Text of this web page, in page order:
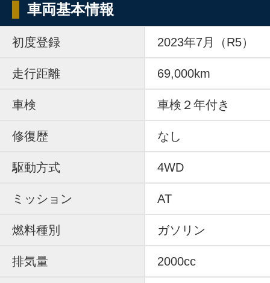
車両基本情報
初度登録 2023年7月（R5）
走行距離 69,000km
車検 車検２年付き
修復歴 なし
駆動方式 4WD
ミッション AT
燃料種別 ガソリン
排気量 2000cc